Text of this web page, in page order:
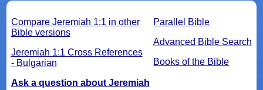
Parallel Bible
Advanced Bible Search
Books of the Bible
Compare Jeremiah 1:1 in other
Bible versions
Jeremiah 1:1 Cross References
- Bulgarian
Ask a question about Jeremiah